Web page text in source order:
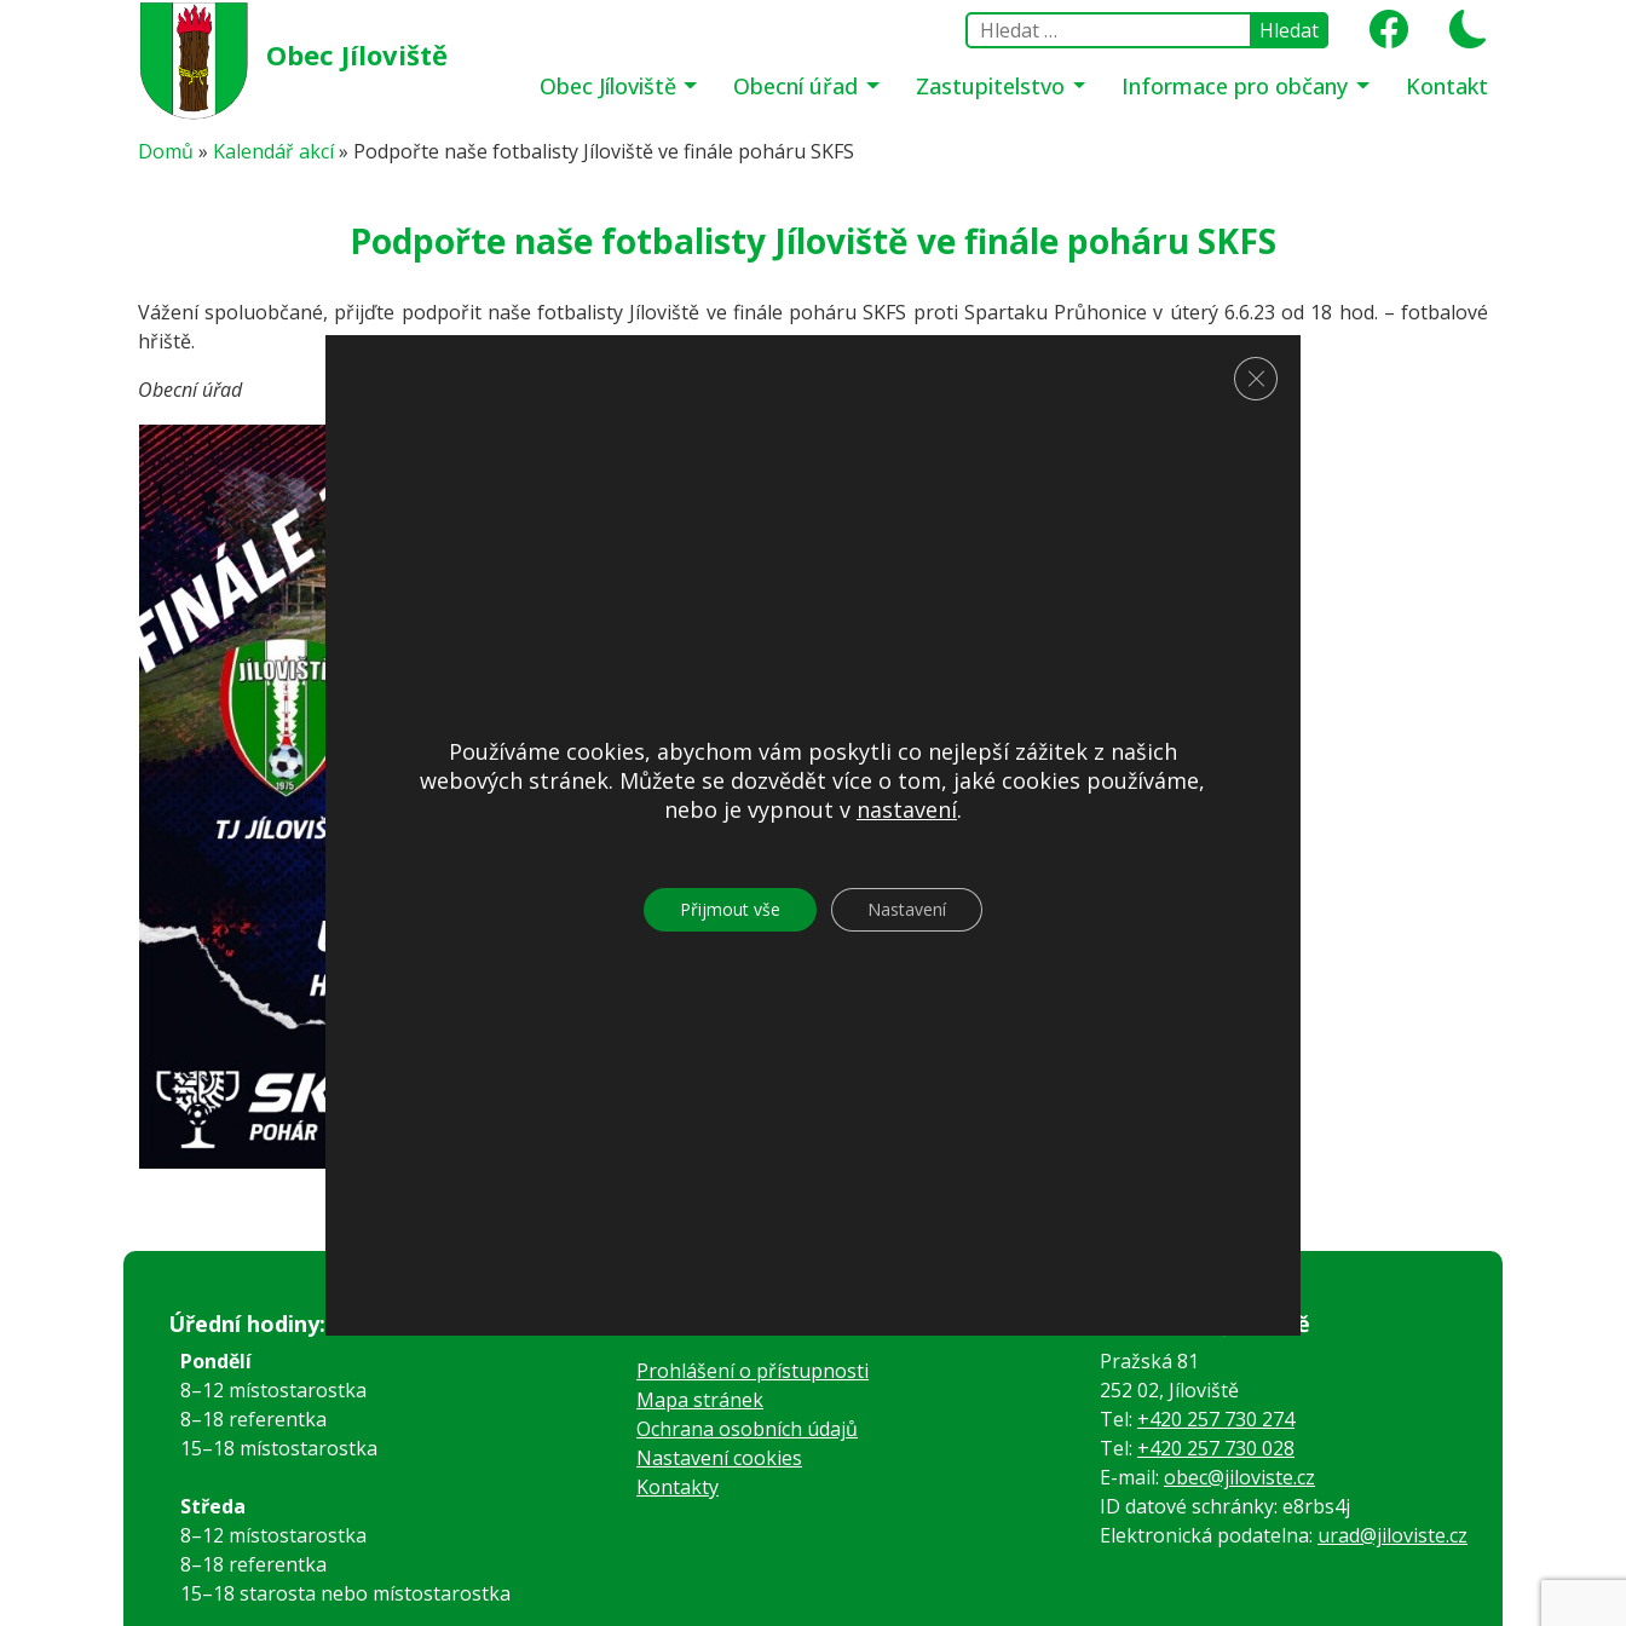
Obec Jíloviště
Obec Jíloviště Obecní úřad Zastupitelstvo Informace pro občany Kontakt
Domů » Kalendář akcí» Podpořte naše fotbalisty Jíloviště ve finále poháru SKFS
Podpořte naše fotbalisty Jíloviště ve finále poháru SKFS
Vážení spoluobčané, přijďte podpořit naše fotbalisty Jíloviště ve finále poháru SKFS proti Spartaku Průhonice v úterý 6.6.23 od 18 hod. – fotbalové
hřiště.
Obecní úřad
Úřední hodiny:
Pondělí
8–12 místostarostka
8–18 referentka
15–18 místostarostka
Středa
8–12 místostarostka
8–18 referentka
15–18 starosta nebo místostarostka
Prohlášení o přístupnosti
Mapa stránek
Ochrana osobních údajů
Nastavení cookies
Kontakty
Obecní úřad Jíloviště
Pražská 81
252 02, Jíloviště
Tel: +420 257 730 274
Tel: +420 257 730 028
E-mail: obec@jiloviste.cz
ID datové schránky: e8rbs4j
Elektronická podatelna: urad@jiloviste.cz
Používáme cookies, abychom vám poskytli co nejlepší zážitek z našich
webových stránek. Můžete se dozvědět více o tom, jaké cookies používáme,
nebo je vypnout v nastavení.
Přijmout vše Nastavení
Zavřít cookie lištu GDPR